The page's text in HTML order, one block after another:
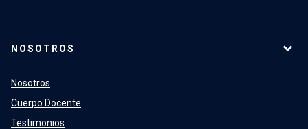
NOSOTROS
Nosotros
Cuerpo Docente
Testimonios